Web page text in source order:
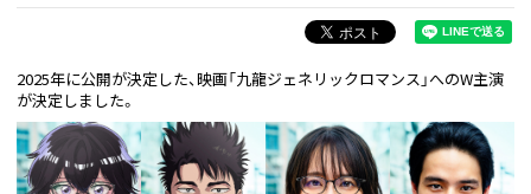
2025年に公開が決定した、映画「九龍ジェネリックロマンス」へのW主演
が決定しました。